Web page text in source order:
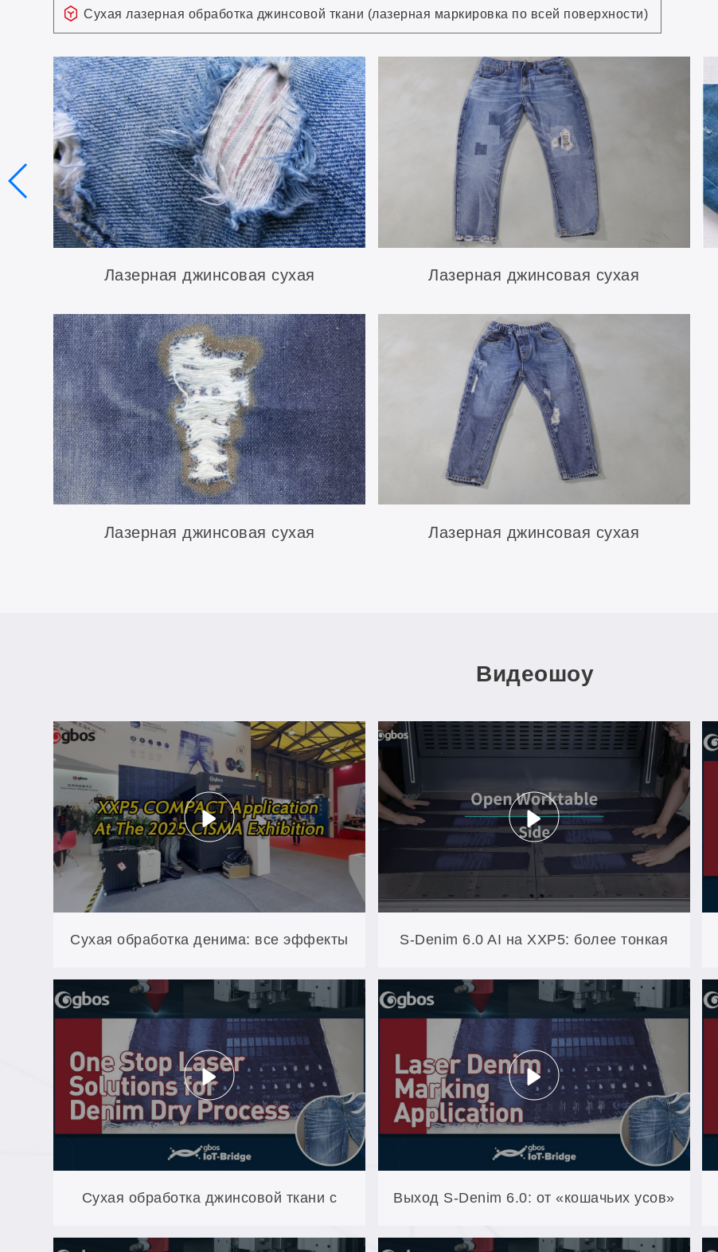
Сухая лазерная обработка джинсовой ткани (лазерная маркировка по всей поверхности)
Лазерная джинсовая сухая
Лазерная джинсовая сухая
Лазерная джинсовая сухая
Лазерная джинсовая сухая
Видеошоу
Сухая обработка денима: все эффекты
стирки за один этап лазерной
обработки
S-Denim 6.0 AI на XXP5: более тонкая
текстура денима, более экологичная
отделка
Сухая обработка джинсовой ткани с Выход S-Denim 6.0: от «кошачьих усов»